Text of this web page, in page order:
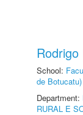
School:
de Botucatu)
Department:
RURAL E